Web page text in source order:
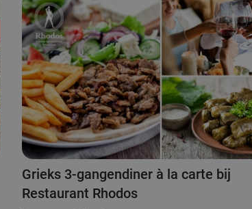
Grieks 3-gangendiner à la carte bij
Restaurant Rhodos